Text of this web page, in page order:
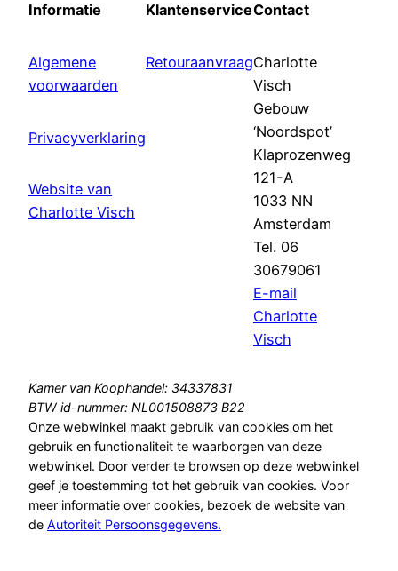
Informatie
Algemene
voorwaarden
Privacyverklaring
Website van
Charlotte Visch
Klantenservice
Retouraanvraag
Contact
Charlotte
Visch
Gebouw
‘Noordspot’
Klaprozenweg
121-A
1033 NN
Amsterdam
Tel. 06
30679061
E-mail
Charlotte
Visch
Kamer van Koophandel: 34337831
BTW id-nummer: NL001508873 B22
Onze webwinkel maakt gebruik van cookies om het
gebruik en functionaliteit te waarborgen van deze
webwinkel. Door verder te browsen op deze webwinkel
geef je toestemming tot het gebruik van cookies. Voor
meer informatie over cookies, bezoek de website van
de Autoriteit Persoonsgegevens.